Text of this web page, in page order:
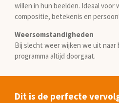
willen in hun beelden. Ideaal voor
compositie, betekenis en
Weersomstandigheden
Bij slecht weer wijken we uit
programma altijd doorgaat.
Dit is de perfecte